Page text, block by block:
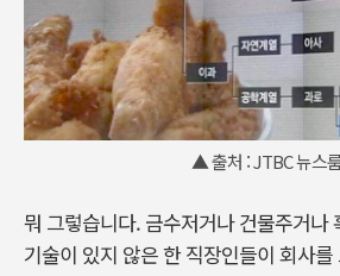
▲ 출처 : JTBC 뉴스
뭐 그렇습니다. 금수저거나 건물주거나
기술이 있지 않은 한 직장인들이 회사